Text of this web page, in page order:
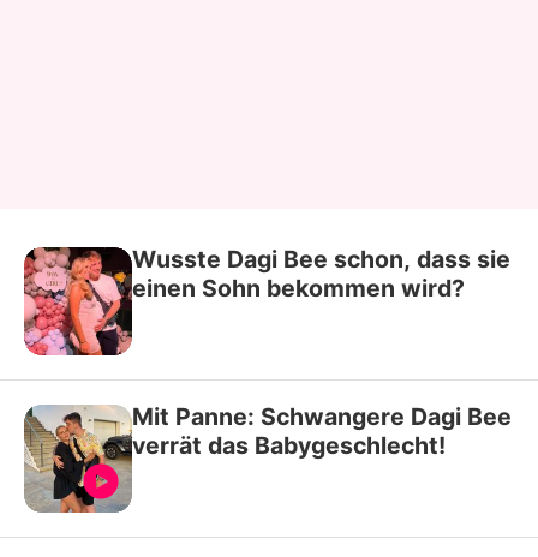
Wusste Dagi Bee schon, dass sie
einen Sohn bekommen wird?
Mit Panne: Schwangere Dagi Bee
verrät das Babygeschlecht!